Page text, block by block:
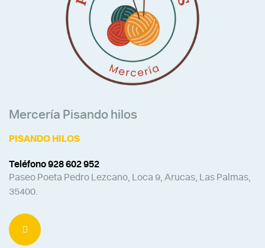
Mercería Pisando hilos
PISANDO HILOS
Teléfono 928 602 952
Paseo Poeta Pedro Lezcano, Loca 9, Arucas, Las Palmas,
35400.